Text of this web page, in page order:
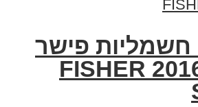
חשמליות פישר
סילבר 2016 FISHER